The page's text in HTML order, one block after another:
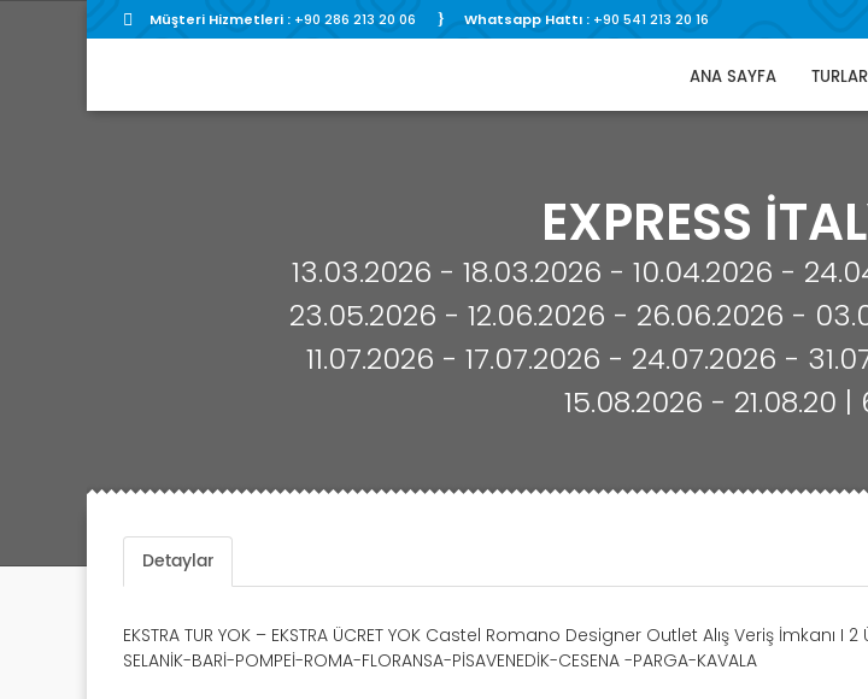
Müşteri Hizmetleri : +90 286 213 20 06 Whatsapp Hattı : +90 541 213 20 16
ANA SAYFA
EXPRESS
13.03.2026 - 18.03.2026 - 10.04.2026 -
23.05.2026 - 12.06.2026 - 26.06.2026 -
11.07.2026 - 17.07.2026 - 24.07.2026 -
15.08.2026 - 21.08.20 |
Detaylar
EKSTRA TUR YOK – EKSTRA ÜCRET YOK Castel Romano Designer Outlet Alış Veriş İmkanı I 2
SELANİK-BARİ-POMPEİ-ROMA-FLORANSA-PİSAVENEDİK-CESENA -PARGA-KAVALA